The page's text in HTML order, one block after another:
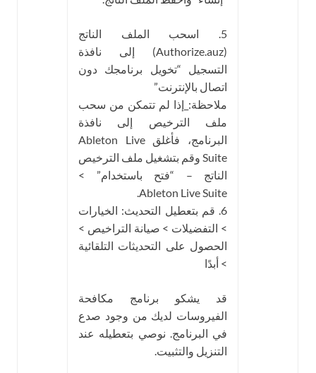
5. اسحب الملف الناتج
(Authorize.auz) إلى نافذة
التسجيل “تخويل برنامجك دون
اتصال بالإنترنت”
ملاحظة:_إذا لم تتمكن من سحب
ملف الترخيص إلى نافذة
البرنامج، فأغلق Ableton Live
Suite وقم بتشغيل ملف الترخيص
الناتج – “فتح باستخدام” >
Ableton Live Suite.
6. قم بتعطيل التحديث: الخيارات
> التفضيلات > صيانة التراخيص >
الحصول على التحديثات التلقائية
> أبدًا
قد يشكو برنامج مكافحة
الفيروسات لديك من وجود صدع
في البرنامج. نوصي بتعطيله عند
التنزيل والتثبيت.